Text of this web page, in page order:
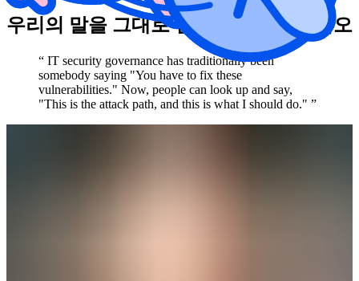
우리의 말을 그대로 받아들이지 마십시오
“ IT security governance has traditionally been
somebody saying "You have to fix these
vulnerabilities." Now, people can look up and say,
"This is the attack path, and this is what I should do." ”